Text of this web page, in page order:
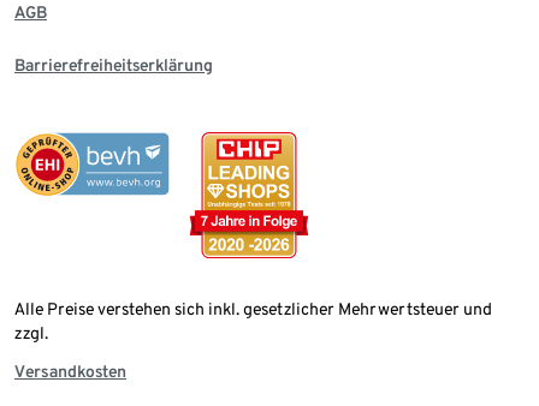
AGB
Barrierefreiheitserklärung
Alle Preise verstehen sich inkl. gesetzlicher Mehrwertsteuer und
zzgl.
Versandkosten